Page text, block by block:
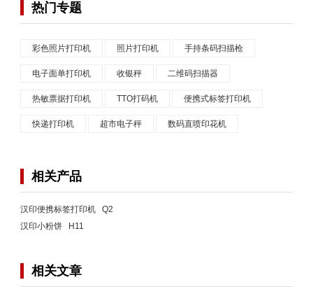
热门专题
彩色照片打印机 照片打印机 手持条码扫描枪
电子面单打印机 收银秤 二维码扫描器
热敏票据打印机 TTO打码机 便携式标签打印机
快递打印机 超市电子秤 数码直喷印花机
相关产品
汉印便携标签打印机 Q2
汉印小粉饼 H11
相关文章